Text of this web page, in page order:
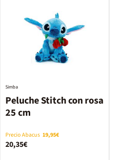
Peluche Stitch con rosa
25 cm
Simba
Precio Abacus 19,95€
20,35€